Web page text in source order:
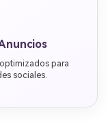
para
sociales.